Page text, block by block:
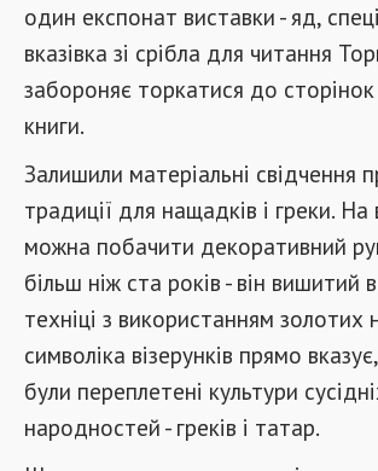
один експонат виставки - яд,
вказівка ​​зі срібла для читання
забороняє торкатися до
книги.
Залишили матеріальні свідчення
традиції для нащадків і греки. На
можна побачити декоративний
більш ніж ста років - він вишитий
техніці з використанням золотих
символіка візерунків прямо
були переплетені культури
народностей - греків і татар.